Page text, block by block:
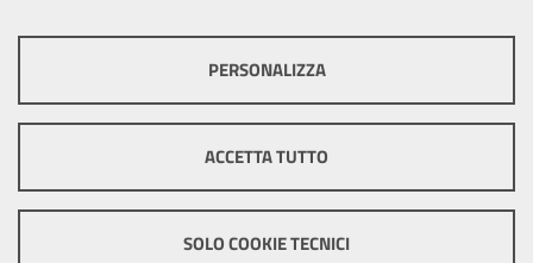
COOKIE TECNICI
ottimale per ogni utente. Essi non raccolgono i tuoi dati e le tue
informazioni di navigazione per scopi di marketing e profilazione, e
pertanto possono essere utilizzati senza bisogno di acquisire il tuo
consenso.
Mostra altre informazioni
PERSONALIZZA
ACCETTA TUTTO
SOLO COOKIE TECNICI
Mappa del sito
Cookie